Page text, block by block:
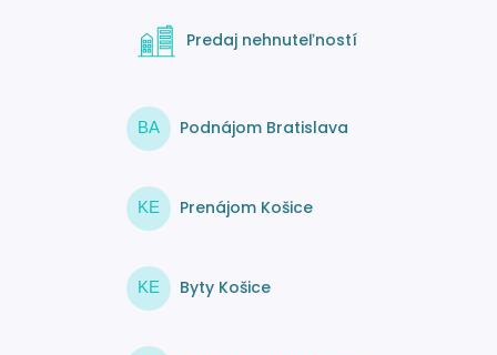
Predaj nehnuteľností
BA Podnájom Bratislava
KE Prenájom Košice
KE Byty Košice